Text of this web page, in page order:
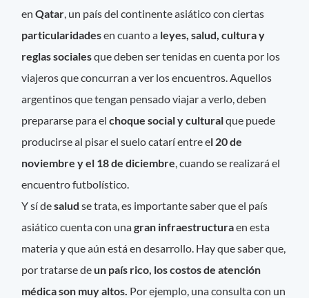
enQatar , un país del continente asiático con ciertas
particularidadesen cuanto a leyes, salud, cultura y
reglas socialesque deben ser tenidas en cuenta por los
viajeros que concurran a ver los encuentros. Aquellos
argentinos que tengan pensado viajar a verlo, deben
prepararse para elchoque social y culturalque puede
producirse al pisar el suelo catarí entre el 20 de
noviembre y el 18 de diciembre , cuando se realizará el
encuentro futbolístico.
Y sí desaludse trata, es importante saber que el país
asiático cuenta con unagran infraestructuraen esta
materia y que aún está en desarrollo. Hay que saber que,
por tratarse de un país rico, los costos de atención
médica son muy altos. Por ejemplo, una consulta con un